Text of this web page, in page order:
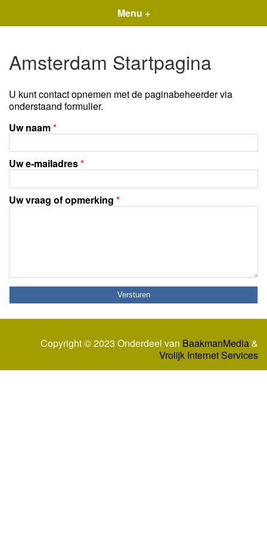
Menu +
Amsterdam Startpagina
U kunt contact opnemen met de paginabeheerder via
onderstaand formulier.
Uw naam*
Uw e-mailadres*
Uw vraag of opmerking *
Copyright © 2023 Onderdeel van BaakmanMedia&
Vrolijk Internet Services